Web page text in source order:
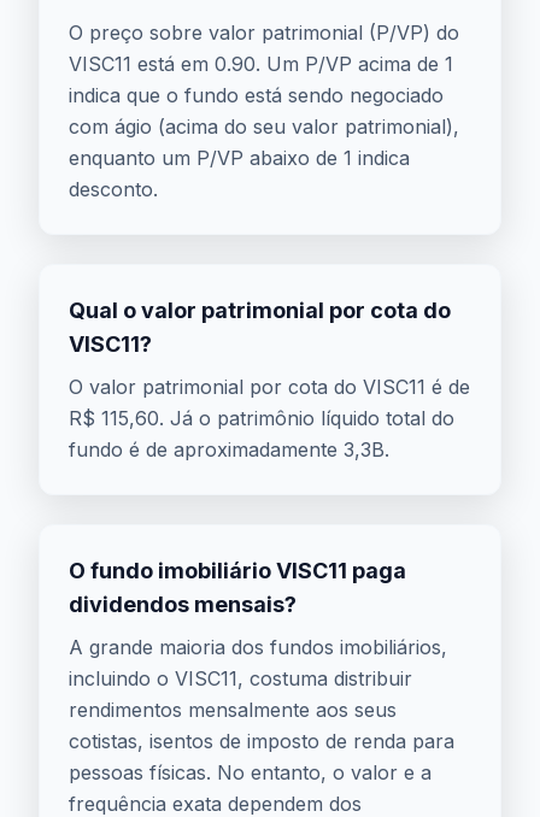
O preço sobre valor patrimonial (P/VP) do
VISC11 está em 0.90. Um P/VP acima de 1
indica que o fundo está sendo negociado
com ágio (acima do seu valor patrimonial),
enquanto um P/VP abaixo de 1 indica
desconto.
Qual o valor patrimonial por cota do
VISC11?
O valor patrimonial por cota do VISC11 é de
R$ 115,60. Já o patrimônio líquido total do
fundo é de aproximadamente 3,3B.
O fundo imobiliário VISC11 paga
dividendos mensais?
A grande maioria dos fundos imobiliários,
incluindo o VISC11, costuma distribuir
rendimentos mensalmente aos seus
cotistas, isentos de imposto de renda para
pessoas físicas. No entanto, o valor e a
frequência exata dependem dos